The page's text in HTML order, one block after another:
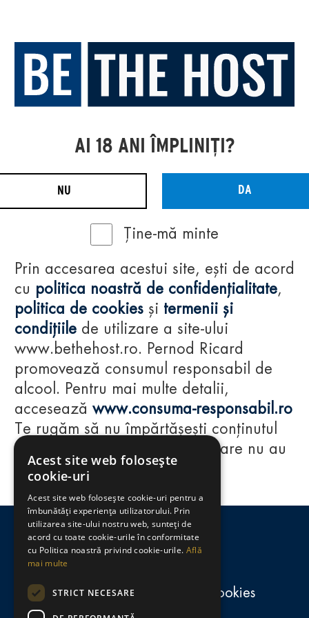
Regulamente
consumă-responsabil.ro
Politica de confidențialitate și cookies
AI 18 ANI ÎMPLINIȚI?
NU DA
Ține-mă minte
Prin accesarea acestui site, ești de acord
cu politica noastră de confidențialitate,
politica de cookies și termenii și
condițiile de utilizare a site-ului
www.bethehost.ro. Pernod Ricard
promovează consumul responsabil de
alcool. Pentru mai multe detalii,
accesează www.consuma-responsabil.ro
Te rugăm să nu împărtășești conținutul
acestui website cu persoane care nu au
împlinit vârsta de 18 ani.
Acest site web folosește
cookie-uri
Acest site web folosește cookie-uri pentru a
îmbunătăți experiența utilizatorului. Prin
utilizarea site-ului nostru web, sunteți de
acord cu toate cookie-urile în conformitate
cu Politica noastră privind cookie-urile. Află
mai multe
STRICT NECESARE